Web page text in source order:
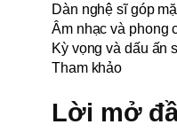
Dàn nghệ sĩ góp
Âm nhạc và phong
Kỳ vọng và dấu ấn
Tham khảo
Lời mở